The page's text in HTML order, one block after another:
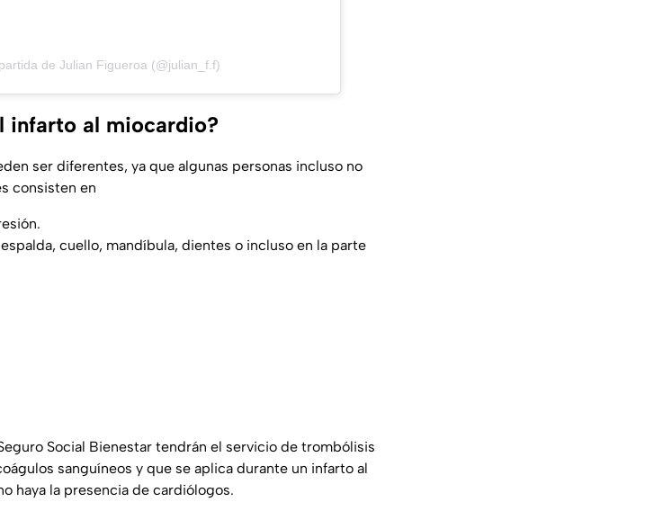
de Julian Figueroa (@julian_f.f)
infarto al miocardio?
ser diferentes, ya que algunas personas incluso no
consisten en
cuello, mandíbula, dientes o incluso en la parte
Social Bienestar tendrán el servicio de trombólisis
sanguíneos y que se aplica durante un infarto al
haya la presencia de cardiólogos.